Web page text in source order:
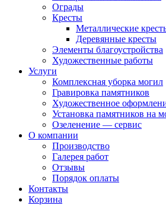
Ограды
Кресты
Металлические
Деревянные кресты
Элементы благоустройства
Художественные работы
Услуги
Комплексная уборка могил
Гравировка памятников
Художественное
Установка памятников на
Озеленение — сервис
О компании
Производство
Галерея работ
Отзывы
Порядок оплаты
Контакты
Корзина